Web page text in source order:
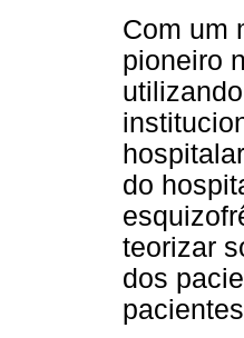
Com um
pioneiro
do
teorizar
dos